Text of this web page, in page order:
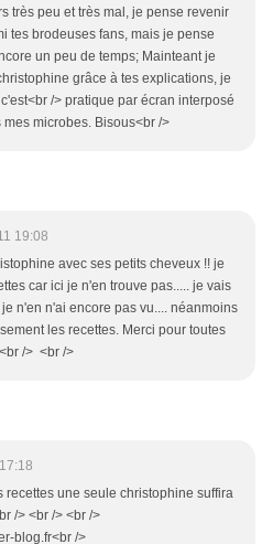
très peu et très mal, je pense revenir
tes brodeuses fans, mais je pense
un peu de temps; Mainteant je
grâce à tes explications, je
/> pratique par écran interposé
microbes. Bisous<br />
19:08
avec ses petits cheveux !! je
car ici je n'en trouve pas..... je vais
n'en n'ai encore pas vu.... néanmoins
les recettes. Merci pour toutes
/> <br />
recettes une seule christophine suffira
/> <br /> <br />
blog.fr<br />